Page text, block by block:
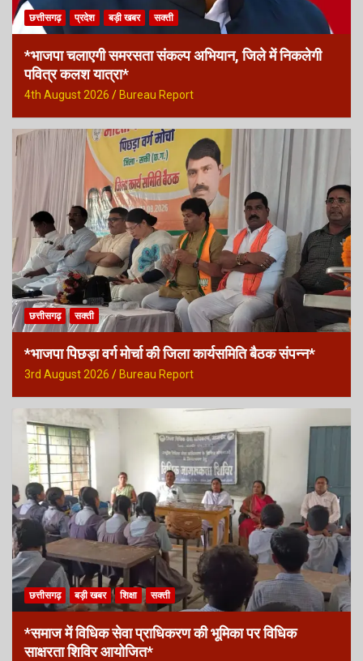
छत्तीसगढ़ प्रदेश बड़ी खबर सक्ती
*भाजपा चलाएगी समरसता संकल्प अभियान, जिले में निकलेगी
पवित्र कलश यात्रा*
4th August 2026 Bureau Report
छत्तीसगढ़ सक्ती
*भाजपा पिछड़ा वर्ग मोर्चा की जिला कार्यसमिति बैठक संपन्न*
3rd August 2026 Bureau Report
छत्तीसगढ़ बड़ी खबर शिक्षा सक्ती
*समाज में विधिक सेवा प्राधिकरण की भूमिका पर विधिक
साक्षरता शिविर आयोजित*